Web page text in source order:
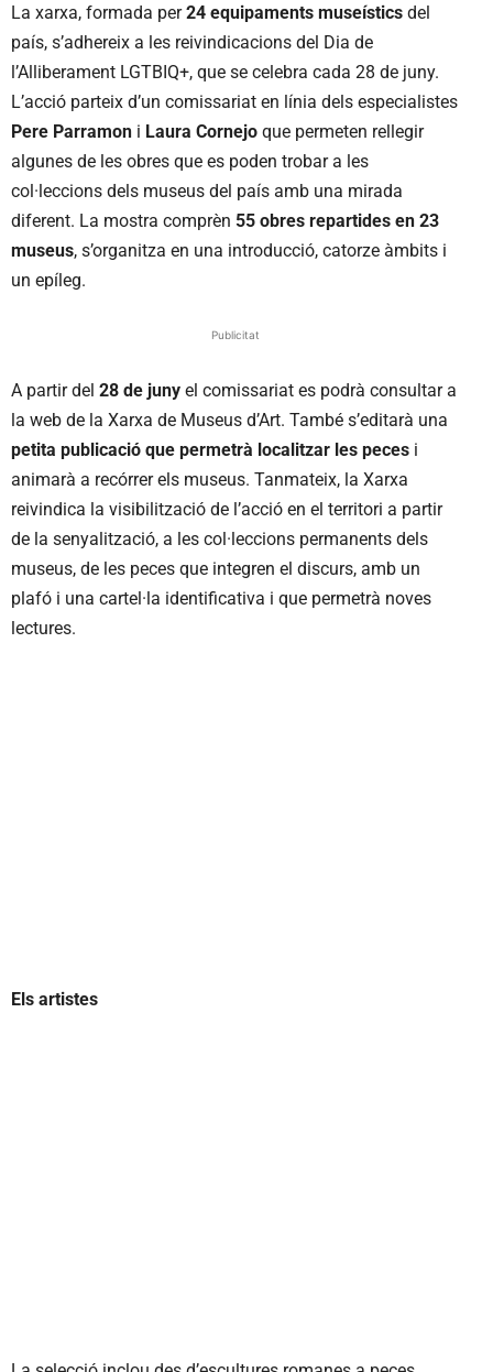
La xarxa, formada per24 equipaments museístics del
país, s’adhereix a les reivindicacions del Dia de
l’Alliberament LGTBIQ+, que se celebra cada 28 de juny.
L’acció parteix d’un comissariat en línia dels especialistes
Pere Parramon i Laura Cornejo que permeten rellegir
algunes de les obres que es poden trobar a les
col·leccions dels museus del país amb una mirada
diferent. La mostra comprèn 55 obres repartides en 23
museus, s’organitza en una introducció, catorze àmbits i
un epíleg.
Publicitat
A partir del 28 de juny el comissariat es podrà consultar a
la web de la Xarxa de Museus d’Art. També s’editarà una
petita publicació que permetrà localitzar les peces i
animarà a recórrer els museus. Tanmateix, la Xarxa
reivindica la visibilització de l’acció en el territori a partir
de la senyalització, a les col·leccions permanents dels
museus, de les peces que integren el discurs, amb un
plafó i una cartel·la identificativa i que permetrà noves
lectures.
Els artistes